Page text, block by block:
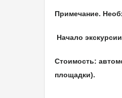
Примечание.
Начало
Стоимость:
площадки).